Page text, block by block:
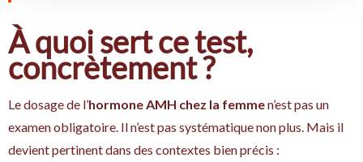
À quoi sert ce test,
concrètement ?
Le dosage de l’hormone AMH chez la femmen’est pas un
examen obligatoire. Il n’est pas systématique non plus. Mais il
devient pertinent dans des contextes bien précis :